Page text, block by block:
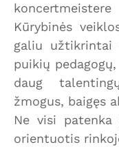
Kūrybinės
galiu
puikių
daug
žmogus, baigęs
Ne visi
orientuotis